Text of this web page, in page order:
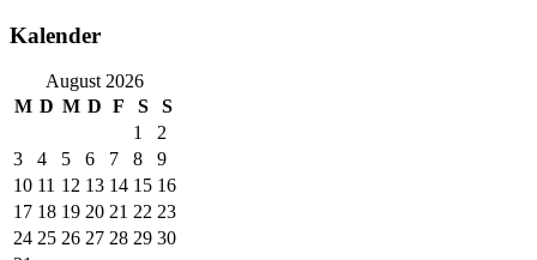
Kalender
August 2026
M D M D F S
S
1
2
3
4 5 6 7 8
9
10 11 12 13 14 15 16
17 18 19 20 21 22 23
24 25 26 27 28 29 30